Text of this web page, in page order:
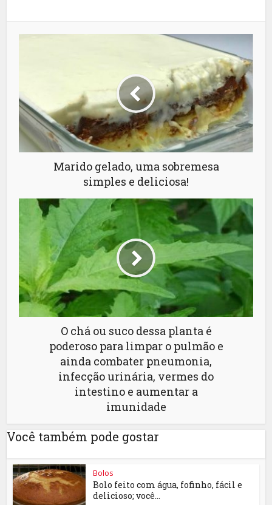
Marido gelado, uma sobremesa
simples e deliciosa!
O chá ou suco dessa planta é
poderoso para limpar o pulmão e
ainda combater pneumonia,
infecção urinária, vermes do
intestino e aumentar a
imunidade
Você também pode gostar
Bolos
Bolo feito com água, fofinho, fácil e
delicioso; você...